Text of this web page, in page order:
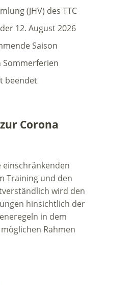
(JHV) des TTC
12. August 2026
Saison
Sommerferien
beendet
Corona
einschränkenden
Training und den
wird den
hinsichtlich der
in dem
Rahmen